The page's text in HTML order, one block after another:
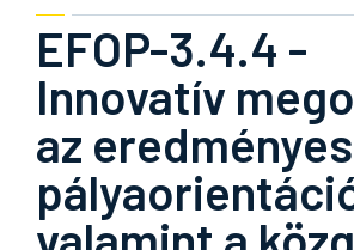
EFOP-3.4.4 -
Innovatív
az eredményes